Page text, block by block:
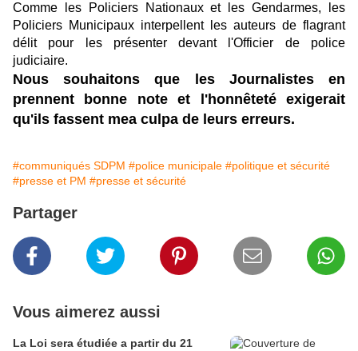
Comme les Policiers Nationaux et les Gendarmes, les
Policiers Municipaux interpellent les auteurs de flagrant
délit pour les présenter devant l'Officier de police
judiciaire.
Nous souhaitons que les Journalistes en
prennent bonne note et l'honnêteté exigerait
qu'ils fassent mea culpa de leurs erreurs.
#communiqués SDPM #police municipale #politique et sécurité
#presse et PM #presse et sécurité
Partager
Vous aimerez aussi
La Loi sera étudiée a partir du 21